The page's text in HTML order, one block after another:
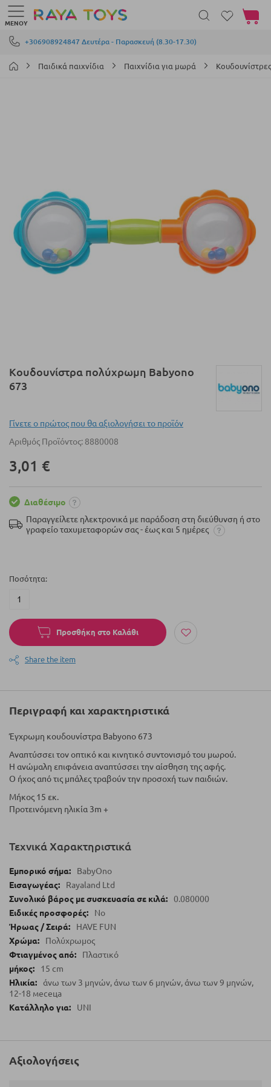
Μετάβαση στο περιεχόμενο
+306908924847 Δευτέρα - Παρασκευή (8.30-17.30)
ΜΕΝΟΎ
Το
Παιδικά παιχνίδια Παιχνίδια για μωρά
Μετάβαση
στην
συλλογής
Κουδουνίστρα πολύχρωμη Babyono
673
Γίνετε ο πρώτος που θα αξιολογήσει το προϊόν
Αριθμός Προϊόντος 8880008
3,01 €
Διαθέσιμο
Παραγγείλετε ηλεκτρονικά με παράδοση στη διεύθυνση ή στο
γραφείο ταχυμεταφορών σας - έως και 5 ημέρες
Ποσότητα
Προσθήκη στο Καλάθι
Share the item
Περιγραφή και χαρακτηριστικά
Έγχρωμη κουδουνίστρα Babyono 673
Αναπτύσσει τον οπτικό και κινητικό συντονισμό του μωρού.
Η ανώμαλη επιφάνεια αναπτύσσει την αίσθηση της αφής.
Ο ήχος από τις μπάλες τραβούν την προσοχή των παιδιών.
Μήκος 15 εκ.
Προτεινόμενη ηλικία 3m +
Τεχνικά Χαρακτηριστικά
BabyOno
Rayaland Ltd
0.080000
No
HAVE FUN
Πολύχρωμος
Πλαστικό
15 cm
άνω των 3 μηνών, άνω των 6 μηνών, άνω των 9 μηνών,
12-18 месеца
UNI
Αξιολογήσεις